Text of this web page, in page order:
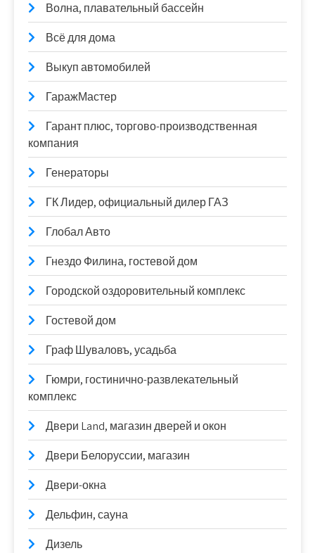
Волна, плавательный бассейн
Всё для дома
Выкуп автомобилей
ГаражМастер
Гарант плюс, торгово-производственная
компания
Генераторы
ГК Лидер, официальный дилер ГАЗ
Глобал Авто
Гнездо Филина, гостевой дом
Городской оздоровительный комплекс
Гостевой дом
Граф Шуваловъ, усадьба
Гюмри, гостинично-развлекательный
комплекс
Двери Land, магазин дверей и окон
Двери Белоруссии, магазин
Двери-окна
Дельфин, сауна
Дизель